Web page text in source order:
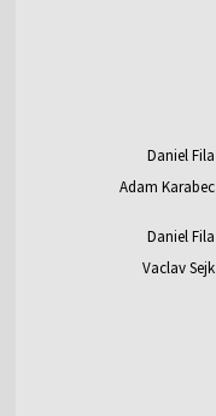
Daniel Fila
Adam Karabec
Daniel Fila
Vaclav Sejk